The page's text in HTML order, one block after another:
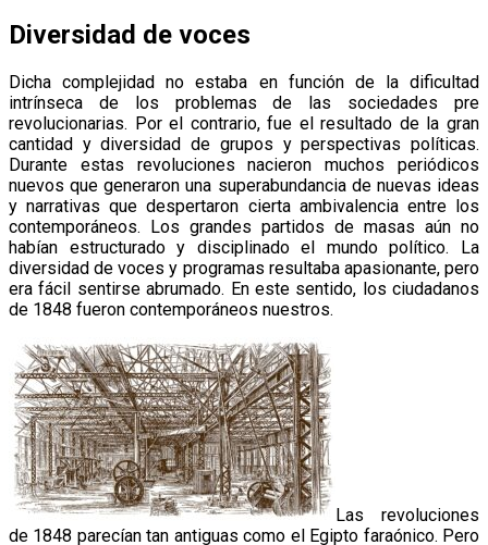
Diversidad de voces
Dicha complejidad no estaba en función de la dificultad
intrínseca de los problemas de las sociedades pre
revolucionarias. Por el contrario, fue el resultado de la gran
cantidad y diversidad de grupos y perspectivas políticas.
Durante estas revoluciones nacieron muchos periódicos
nuevos que generaron una superabundancia de nuevas ideas
y narrativas que despertaron cierta ambivalencia entre los
contemporáneos. Los grandes partidos de masas aún no
habían estructurado y disciplinado el mundo político. La
diversidad de voces y programas resultaba apasionante, pero
era fácil sentirse abrumado. En este sentido, los ciudadanos
de 1848 fueron contemporáneos nuestros.
Las revoluciones
de 1848 parecían tan antiguas como el Egipto faraónico. Pero